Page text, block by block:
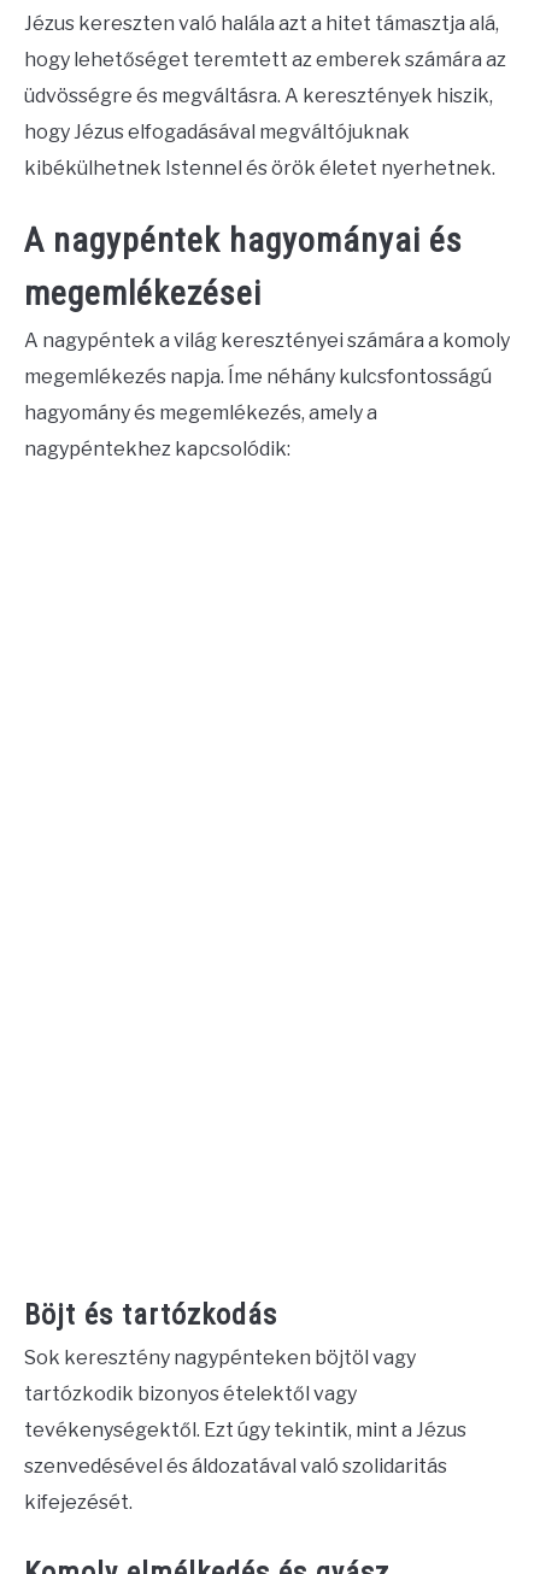
Jézus kereszten való halála azt a hitet támasztja alá,
hogy lehetőséget teremtett az emberek számára az
üdvösségre és megváltásra. A keresztények hiszik,
hogy Jézus elfogadásával megváltójuknak
kibékülhetnek Istennel és örök életet nyerhetnek.
A nagypéntek hagyományai és
megemlékezései
A nagypéntek a világ keresztényei számára a komoly
megemlékezés napja. Íme néhány kulcsfontosságú
hagyomány és megemlékezés, amely a
nagypéntekhez kapcsolódik:
Böjt és tartózkodás
Sok keresztény nagypénteken böjtöl vagy
tartózkodik bizonyos ételektől vagy
tevékenységektől. Ezt úgy tekintik, mint a Jézus
szenvedésével és áldozatával való szolidaritás
kifejezését.